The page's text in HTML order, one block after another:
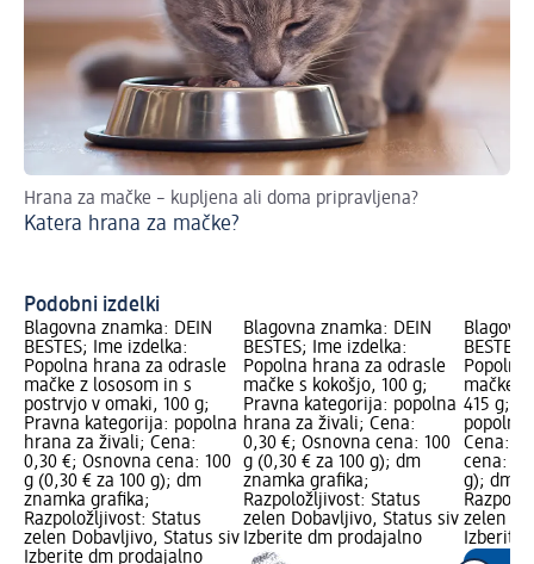
Hrana za mačke – kupljena ali doma pripravljena?
Katera hrana za mačke?
Podobni izdelki
Blagovna znamka: DEIN
BESTES; Ime izdelka:
Popolna hrana za odrasle
mačke z lososom in s
postrvjo v omaki, 100 g;
Pravna kategorija: popolna
hrana za živali; Cena:
0,30 €; Osnovna cena: 100
g (0,30 € za 100 g); dm
znamka grafika;
Razpoložljivost: Status
zelen Dobavljivo, Status siv
Izberite dm prodajalno
Blagovna znamka: DEIN
BESTES; Ime izdelka:
Popolna hrana za odrasle
mačke s kokošjo, 100 g;
Pravna kategorija: popolna
hrana za živali; Cena:
0,30 €; Osnovna cena: 100
g (0,30 € za 100 g); dm
znamka grafika;
Razpoložljivost: Status
zelen Dobavljivo, Status siv
Izberite dm prodajalno
Popolna
mačke
415 g;
popolna
Cena:
cena:
g); dm
zelen
Izberite